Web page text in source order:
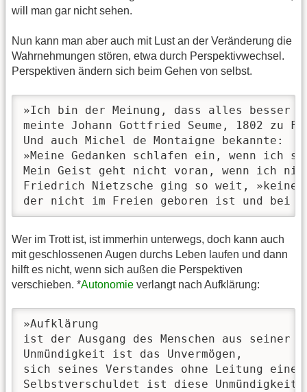
will man gar nicht sehen.
Nun kann man aber auch mit Lust an der Veränderung die
Wahrnehmungen stören, etwa durch Perspektivwechsel.
Perspektiven ändern sich beim Gehen von selbst.
»Ich bin der Meinung, dass alles besser
meinte Johann Gottfried Seume, 1802 zu
Und auch Michel de Montaigne bekannte:
»Meine Gedanken schlafen ein, wenn ich
Mein Geist geht nicht voran, wenn ich
Friedrich Nietzsche ging so weit, »keinem
der nicht im Freien geboren ist und bei
Wer im Trott ist, ist immerhin unterwegs, doch kann auch
mit geschlossenen Augen durchs Leben laufen und dann
hilft es nicht, wenn sich außen die Perspektiven
verschieben. *Autonomie verlangt nach Aufklärung:
»Aufklärung
ist der Ausgang des Menschen aus seiner
Unmündigkeit ist das Unvermögen,
sich seines Verstandes ohne Leitung
Selbstverschuldet ist diese